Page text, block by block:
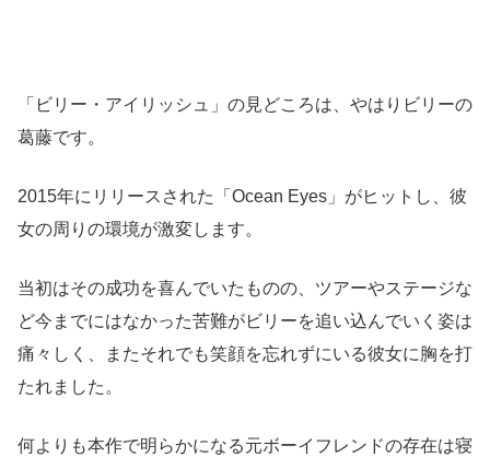
「ビリー・アイリッシュ」の見どころは、やはりビリーの
葛藤です。
2015年にリリースされた「Ocean Eyes」がヒットし、彼
女の周りの環境が激変します。
当初はその成功を喜んでいたものの、ツアーやステージな
ど今までにはなかった苦難がビリーを追い込んでいく姿は
痛々しく、またそれでも笑顔を忘れずにいる彼女に胸を打
たれました。
何よりも本作で明らかになる元ボーイフレンドの存在は寝